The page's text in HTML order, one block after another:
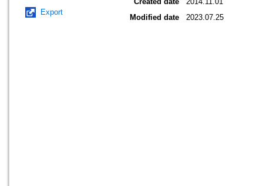
Export
Modified date
2023.07.25